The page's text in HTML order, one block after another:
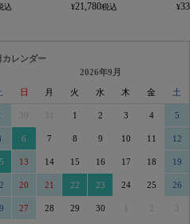
21,780
カレンダー
2026年9月
日 月 火 水 木 金 土
1 2 3 4 5
6 7 8 9 10 11 12
13 14 15 16 17 18 19
20 21 22 23 24 25 26
27 28 29 30